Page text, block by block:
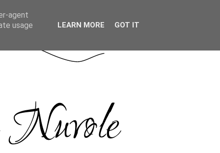
agent
usage
LEARN MORE GOT IT